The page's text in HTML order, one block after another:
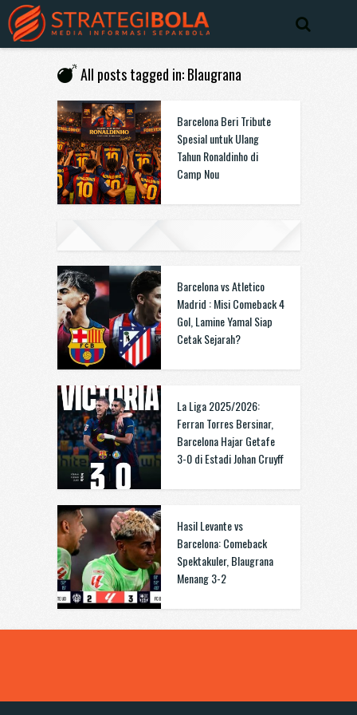
All posts tagged in: Blaugrana
Barcelona Beri Tribute
Spesial untuk Ulang
Tahun Ronaldinho di
Camp Nou
Barcelona vs Atletico
Madrid : Misi Comeback 4
Gol, Lamine Yamal Siap
Cetak Sejarah?
La Liga 2025/2026:
Ferran Torres Bersinar,
Barcelona Hajar Getafe
3-0 di Estadi Johan Cruyff
Hasil Levante vs
Barcelona: Comeback
Spektakuler, Blaugrana
Menang 3-2